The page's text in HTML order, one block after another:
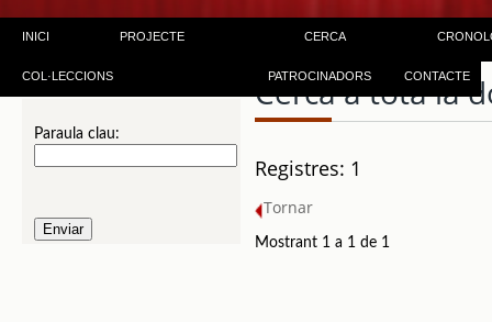
INICI PROJECTE CERCA
COL·LECCIONS PATROCINADORS CONTACTE
Paraula clau:
Cerca a tota la
Registres: 1
Tornar
Mostrant 1 a 1 de 1